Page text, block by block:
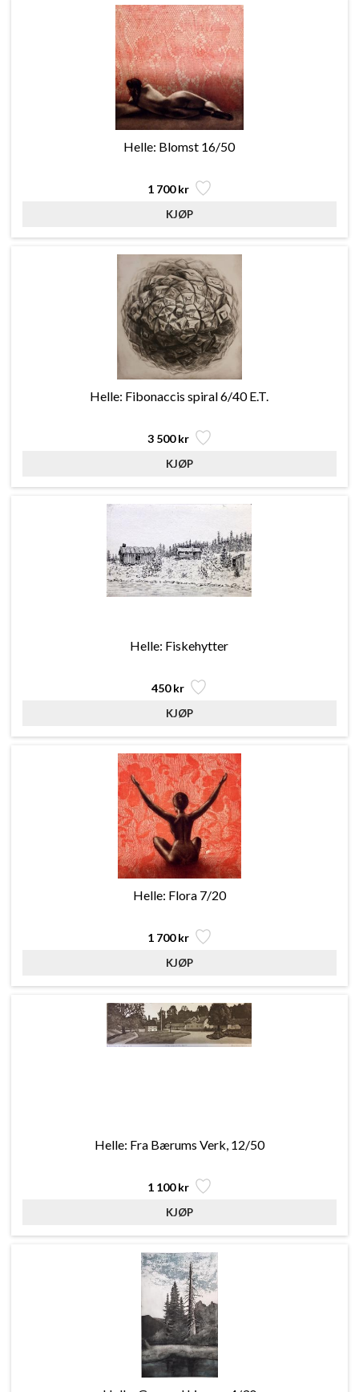
Helle: Blomst 16/50
1 700 kr
Helle: Fibonaccis spiral 6/40 E.T.
3 500 kr
Helle: Fiskehytter
450 kr
Helle: Flora 7/20
1 700 kr
Helle: Fra Bærums Verk, 12/50
1 100 kr